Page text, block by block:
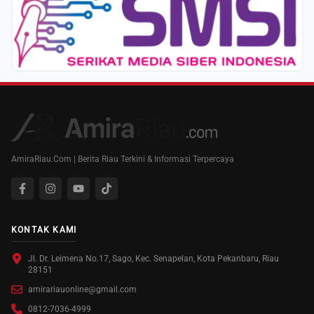
AmiraRiau.Com | Berita Riau Terkini & Informasi Terpercaya
KONTAK KAMI
Jl. Dr. Leimena No.17, Sago, Kec. Senapelan, Kota Pekanbaru, Riau
28151
amirariauonline@gmail.com
0812-7036-4999